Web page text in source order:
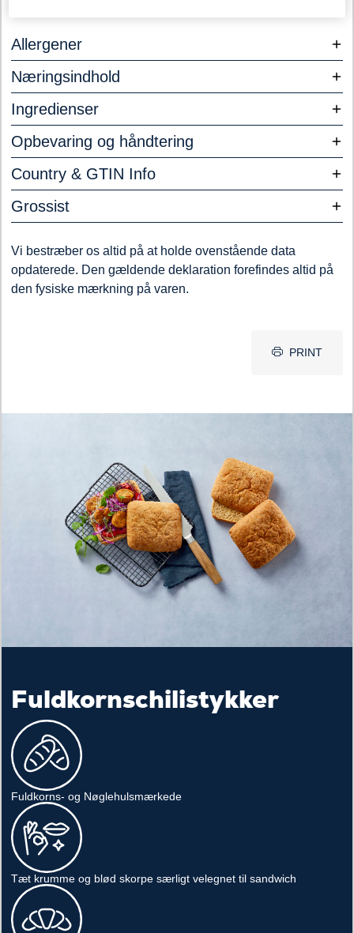
Allergener
Næringsindhold
Ingredienser
Opbevaring og håndtering
Country & GTIN Info
Grossist
Vi bestræber os altid på at holde ovenstående data
opdaterede. Den gældende deklaration forefindes altid på
den fysiske mærkning på varen.
PRINT
Fuldkornschilistykker
Fuldkorns- og Nøglehulsmærkede
Tæt krumme og blød skorpe særligt velegnet til sandwich